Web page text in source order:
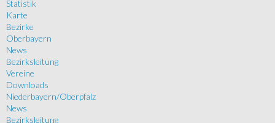
Statistik
Karte
Bezirke
Oberbayern
News
Bezirksleitung
Vereine
Downloads
Niederbayern/Oberpfalz
News
Bezirksleitung